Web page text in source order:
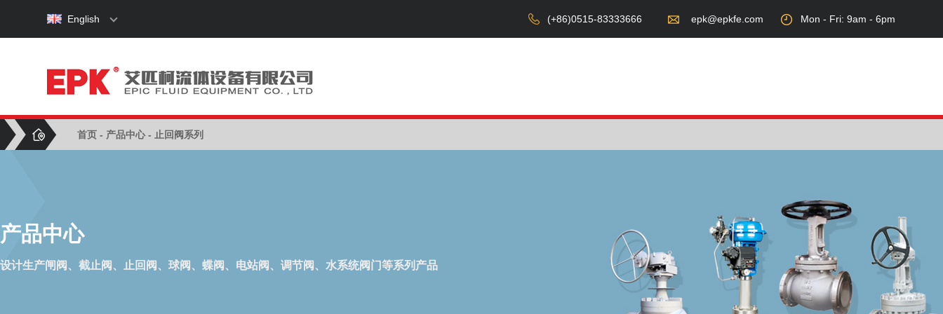
English (+86)0515-83333666 epk@epkfe.com Mon - Fri: 9am - 6pm
首页 关于我们 产品中心 设备展示 服务领域 新闻资讯 联系我们
首页 - 产品中心- 止回阀系列
产品中心
设计生产闸阀、截止阀、止回阀、球阀、蝶阀、电站阀、调节阀、水系统阀门等系列产品